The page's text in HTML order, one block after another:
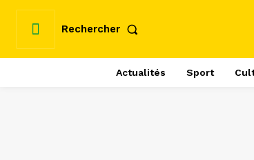
Rechercher
Actualités Sport